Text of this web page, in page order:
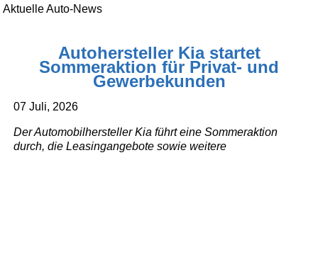
Aktuelle Auto-News
Autohersteller Kia startet
Sommeraktion für Privat- und
Gewerbekunden
07 Juli, 2026
Der Automobilhersteller Kia führt eine Sommeraktion
durch, die Leasingangebote sowie weitere